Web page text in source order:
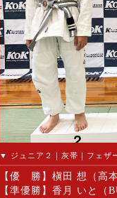
▼ ジュニア２｜灰帯｜フェザ
【優 勝】槇田 想（高本
【準優勝】香月 いと（